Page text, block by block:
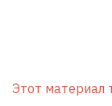
Этот материал